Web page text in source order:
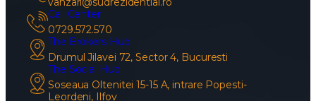
Call Center
0729.572.570
The Brokers Hub
Drumul Jilavei 72, Sector 4, Bucuresti
The Social Hub
Soseaua Oltenitei 15-15 A, intrare Popesti-
Leordeni, Ilfov